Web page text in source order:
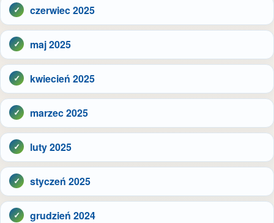
czerwiec 2025
maj 2025
kwiecień 2025
marzec 2025
luty 2025
styczeń 2025
grudzień 2024